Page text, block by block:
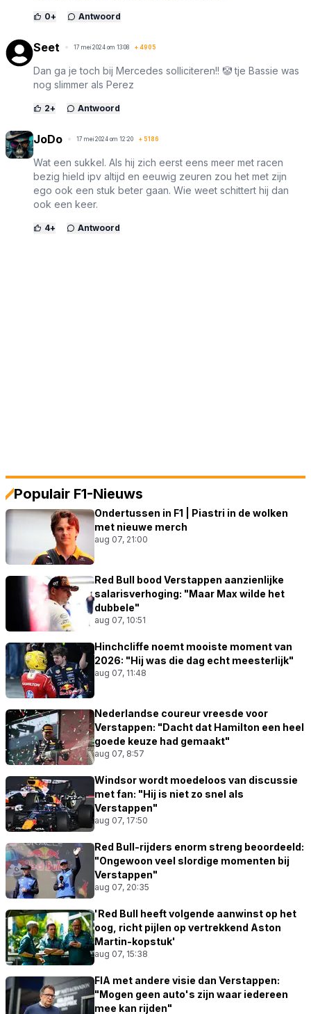
0+ Antwoord
Seet 17 mei 2024 om 13:08 + 4905
Dan ga je toch bij Mercedes solliciteren!! 🤡 tje Bassie was
nog slimmer als Perez
2+ Antwoord
JoDo 17 mei 2024 om 12:20 + 5186
Wat een sukkel. Als hij zich eerst eens meer met racen
bezig hield ipv altijd en eeuwig zeuren zou het met zijn
ego ook een stuk beter gaan. Wie weet schittert hij dan
ook een keer.
4+ Antwoord
Populair F1-Nieuws
Ondertussen in F1 | Piastri in de wolken
met nieuwe merch
aug 07, 21:00
Red Bull bood Verstappen aanzienlijke
salarisverhoging: "Maar Max wilde het
dubbele"
aug 07, 10:51
Hinchcliffe noemt mooiste moment van
2026: "Hij was die dag echt meesterlijk"
aug 07, 11:48
Nederlandse coureur vreesde voor
Verstappen: "Dacht dat Hamilton een heel
goede keuze had gemaakt"
aug 07, 8:57
Windsor wordt moedeloos van discussie
met fan: "Hij is niet zo snel als
Verstappen"
aug 07, 17:50
Red Bull-rijders enorm streng beoordeeld:
"Ongewoon veel slordige momenten bij
Verstappen"
aug 07, 20:35
'Red Bull heeft volgende aanwinst op het
oog, richt pijlen op vertrekkend Aston
Martin-kopstuk'
aug 07, 15:38
FIA met andere visie dan Verstappen:
"Mogen geen auto's zijn waar iedereen
mee kan rijden"